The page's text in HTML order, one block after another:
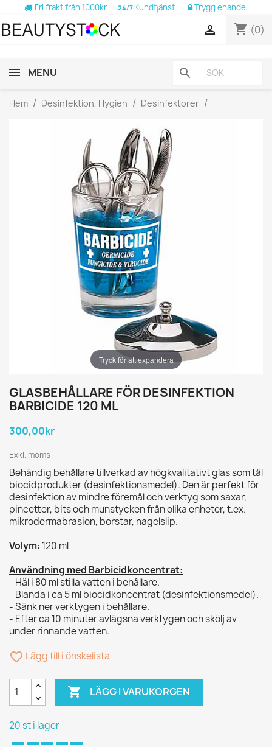
Fri frakt från 1000kr 24/7 Kundtjänst Trygg ehandel
shopping_cart (0)

MENU search
Hem Desinfektion, Hygien Desinfektorer
Tryck för att expandera
GLASBEHÅLLARE FÖR DESINFEKTION
BARBICIDE 120 ML
300,00kr
Exkl. moms
Behändig behållare tillverkad av högkvalitativt glas som tål
biocidprodukter (desinfektionsmedel). Den är perfekt för
desinfektion av mindre föremål och verktyg som saxar,
pincetter, bits och munstycken från olika enheter, t.ex.
mikrodermabrasion, borstar, nagelslip.
Volym: 120 ml
Användning med Barbicidkoncentrat:
- Häl i 80 ml stilla vatten i behållare.
- Blanda i ca 5 ml biocidkoncentrat (desinfektionsmedel).
- Sänk ner verktygen i behållare.
- Efter ca 10 minuter avlägsna verktygen och skölj av
under rinnande vatten.
favorite_border Lägg till i önskelista
 LÄGG I VARUKORGEN
20 st i lager